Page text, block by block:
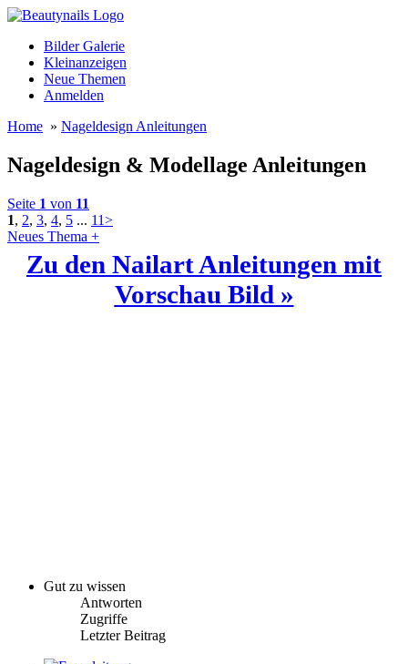
Bilder Galerie
Kleinanzeigen
Neue Themen
Anmelden
Home » Nageldesign Anleitungen
Nageldesign & Modellage Anleitungen
Seite 1 von 11
1, 2, 3, 4, 5 ... 11>
Neues Thema +
Zu den Nailart Anleitungen mit
Vorschau Bild »
Gut zu wissen
Antworten
Zugriffe
Letzter Beitrag